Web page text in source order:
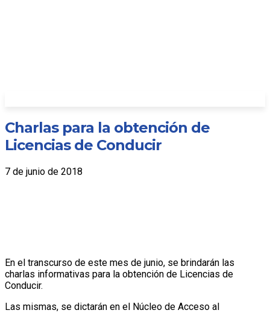
Charlas para la obtención de
Licencias de Conducir
7 de junio de 2018
En el transcurso de este mes de junio, se brindarán las
charlas informativas para la obtención de Licencias de
Conducir.
Las mismas, se dictarán en el Núcleo de Acceso al